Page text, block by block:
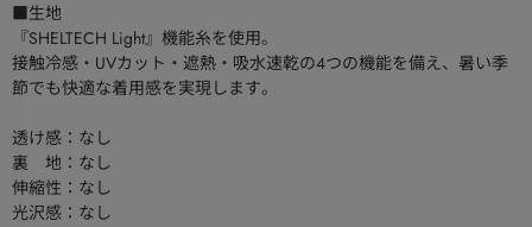
■生地
『SHELTECH Light』機能糸を使用。
接触冷感・UVカット・遮熱・吸水速乾の4つの機能を備え、暑い季
節でも快適な着用感を実現します。
透け感：なし
裏 地：なし
伸縮性：なし
光沢感：なし